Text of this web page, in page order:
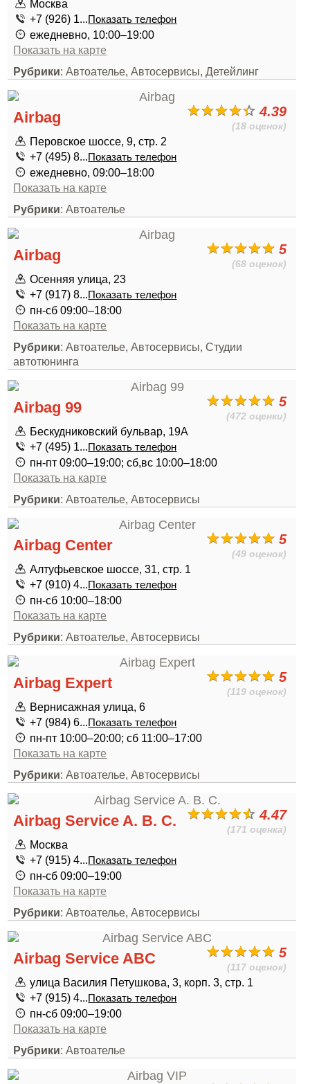
Москва
+7 (926) 1...Показать телефон
ежедневно, 10:00–19:00
Показать на карте
Рубрики: Автоателье, Автосервисы, Детейлинг
4.39
(18 оценок)
Airbag
Перовское шоссе, 9, стр. 2
+7 (495) 8...Показать телефон
ежедневно, 09:00–18:00
Показать на карте
Рубрики: Автоателье
5
(68 оценок)
Airbag
Осенняя улица, 23
+7 (917) 8...Показать телефон
пн-сб 09:00–18:00
Показать на карте
Рубрики: Автоателье, Автосервисы, Студии
автотюнинга
5
(472 оценки)
Airbag 99
Бескудниковский бульвар, 19А
+7 (495) 1...Показать телефон
пн-пт 09:00–19:00; сб,вс 10:00–18:00
Показать на карте
Рубрики: Автоателье, Автосервисы
5
(49 оценок)
Airbag Center
Алтуфьевское шоссе, 31, стр. 1
+7 (910) 4...Показать телефон
пн-сб 10:00–18:00
Показать на карте
Рубрики: Автоателье, Автосервисы
5
(119 оценок)
Airbag Expert
Вернисажная улица, 6
+7 (984) 6...Показать телефон
пн-пт 10:00–20:00; сб 11:00–17:00
Показать на карте
Рубрики: Автоателье, Автосервисы
4.47
(171 оценка)
Airbag Service A. B. C.
Москва
+7 (915) 4...Показать телефон
пн-сб 09:00–19:00
Показать на карте
Рубрики: Автоателье, Автосервисы
5
(117 оценок)
Airbag Service ABC
улица Василия Петушкова, 3, корп. 3, стр. 1
+7 (915) 4...Показать телефон
пн-сб 09:00–19:00
Показать на карте
Рубрики: Автоателье